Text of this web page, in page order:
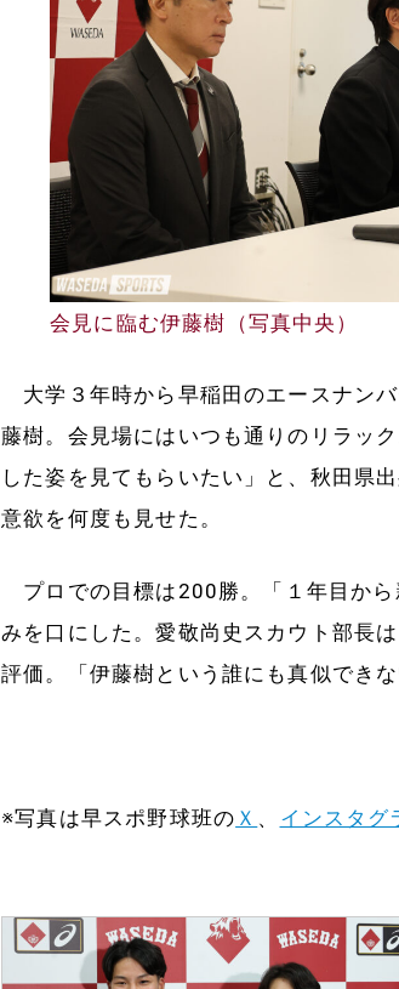
会見に臨む伊藤樹（写真中央）
大学３年時から早稲田のエースナン
藤樹。会見場にはいつも通りのリラッ
した姿を見てもらいたい」と、秋田県
意欲を何度も見せた。
プロでの目標は200勝。「１年目から
みを口にした。愛敬尚史スカウト部長
評価。「伊藤樹という誰にも真似でき
※写真は早スポ野球班の Ｘ 、 インスタグ